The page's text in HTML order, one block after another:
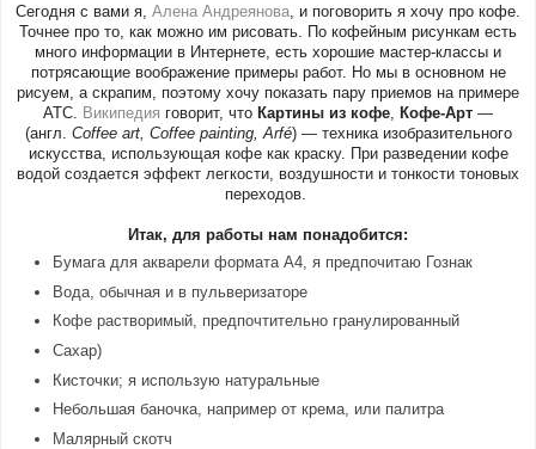
Сегодня с вами я, Алена Андреянова , и поговорить я хочу про кофе.
Точнее про то, как можно им рисовать. По кофейным рисункам есть
много информации в Интернете, есть хорошие мастер-классы и
потрясающие воображение примеры работ. Но мы в основном не
рисуем, а скрапим, поэтому хочу показать пару приемов на примере
АТС. Википедия говорит, что Картины из кофе Кофе-Арт —
(англ. Сoffee art, Coffee painting, Arfé) — техника изобразительного
искусства, использующая кофе как краску. При разведении кофе
водой создается эффект легкости, воздушности и тонкости тоновых
переходов.
Итак, для работы нам понадобится:
Бумага для акварели формата А4, я предпочитаю Гознак
Вода, обычная и в пульверизаторе
Кофе растворимый, предпочтительно гранулированный
Сахар)
Кисточки; я использую натуральные
Небольшая баночка, например от крема, или палитра
Малярный скотч